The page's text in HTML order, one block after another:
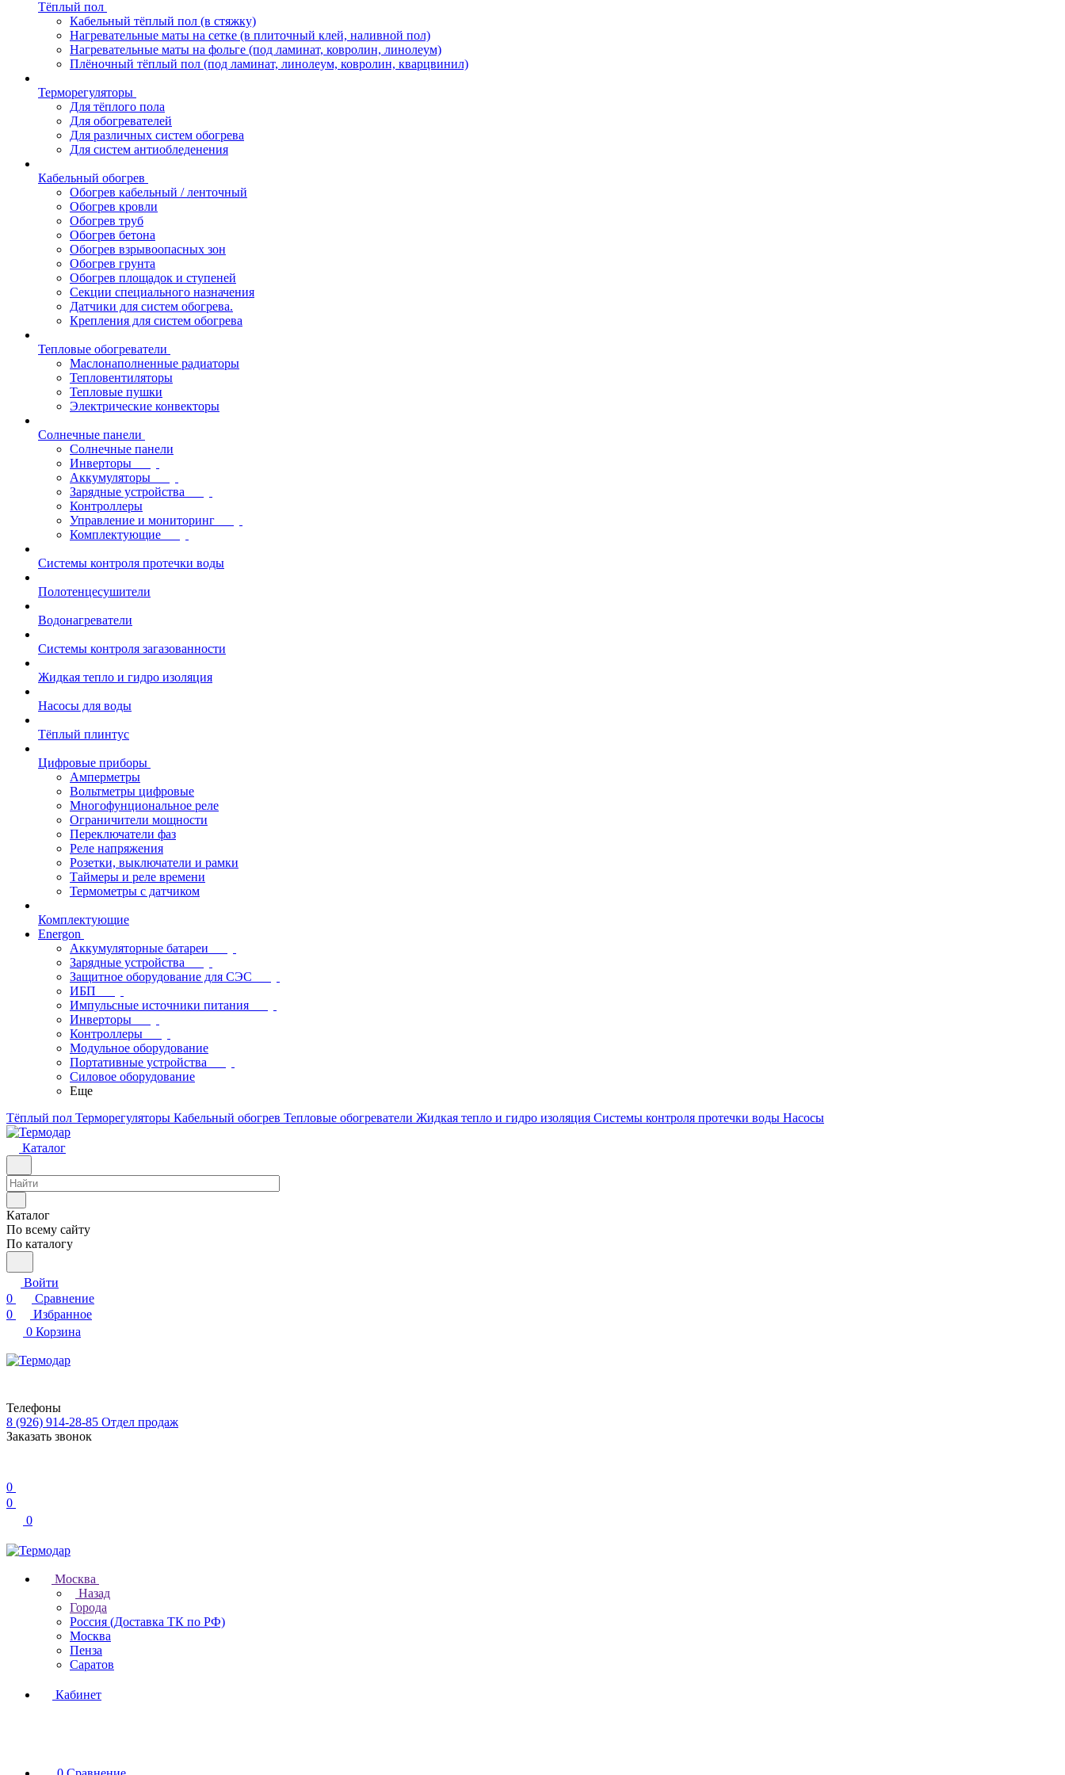
Тёплый пол
Кабельный тёплый пол (в стяжку)
Нагревательные маты на сетке (в плиточный клей, наливной пол)
Нагревательные маты на фольге (под ламинат, ковролин, линолеум)
Плёночный тёплый пол (под ламинат, линолеум, ковролин, кварцвинил)
Терморегуляторы
Для тёплого пола
Для обогревателей
Для различных систем обогрева
Для систем антиобледенения
Кабельный обогрев
Обогрев кабельный / ленточный
Обогрев кровли
Обогрев труб
Обогрев бетона
Обогрев взрывоопасных зон
Обогрев грунта
Обогрев площадок и ступеней
Секции специального назначения
Датчики для систем обогрева.
Крепления для систем обогрева
Тепловые обогреватели
Маслонаполненные радиаторы
Тепловентиляторы
Тепловые пушки
Электрические конвекторы
Солнечные панели
Солнечные панели
Инверторы
Аккумуляторы
Зарядные устройства
Контроллеры
Управление и мониторинг
Комплектующие
Системы контроля протечки воды
Полотенцесушители
Водонагреватели
Системы контроля загазованности
Жидкая тепло и гидро изоляция
Насосы для воды
Тёплый плинтус
Цифровые приборы
Амперметры
Вольтметры цифровые
Многофунциональное реле
Ограничители мощности
Переключатели фаз
Реле напряжения
Розетки, выключатели и рамки
Таймеры и реле времени
Термометры c датчиком
Комплектующие
Energon
Аккумуляторные батареи
Зарядные устройства
Защитное оборудование для СЭС
ИБП
Импульсные источники питания
Инверторы
Контроллеры
Модульное оборудование
Портативные устройства
Силовое оборудование
Еще
Тёплый пол Терморегуляторы Кабельный обогрев Тепловые обогреватели Жидкая тепло и гидро изоляция Системы контроля протечки воды Насосы
Каталог
Каталог
По всему сайту
По каталогу
Войти
0
Сравнение
0
Избранное
0 Корзина
Телефоны
8 (926) 914-28-85 Отдел продаж
Заказать звонок
0
0
0
Москва
Назад
Города
Россия (Доставка ТК по РФ)
Москва
Пенза
Саратов
Кабинет